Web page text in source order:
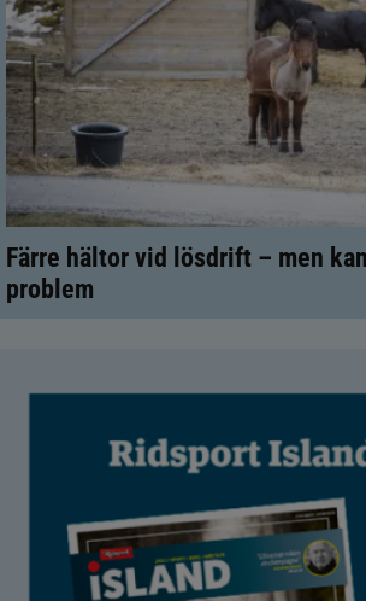
Färre hältor vid lösdrift – men
problem